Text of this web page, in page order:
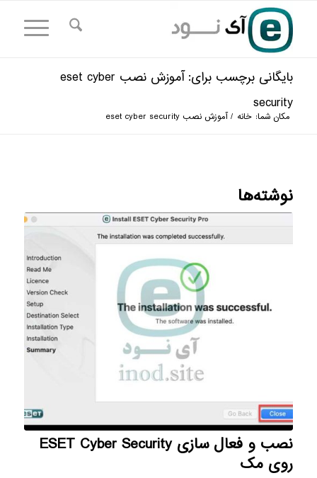
بایگانی برچسب برای: آموزش نصب eset cyber
security
مکان شما: خانه / آموزش نصب eset cyber security
نوشته‌ها
نصب و فعال سازی ESET Cyber ​​Security
روی مک